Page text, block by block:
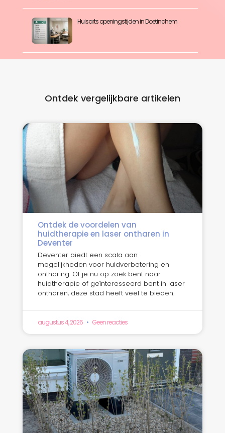
Huisarts openingstijden in Doetinchem
Ontdek vergelijkbare artikelen
Ontdek de voordelen van
huidtherapie en laser ontharen in
Deventer
Deventer biedt een scala aan
mogelijkheden voor huidverbetering en
ontharing. Of je nu op zoek bent naar
huidtherapie of geïnteresseerd bent in laser
ontharen, deze stad heeft veel te bieden.
augustus 4, 2026 Geen reacties